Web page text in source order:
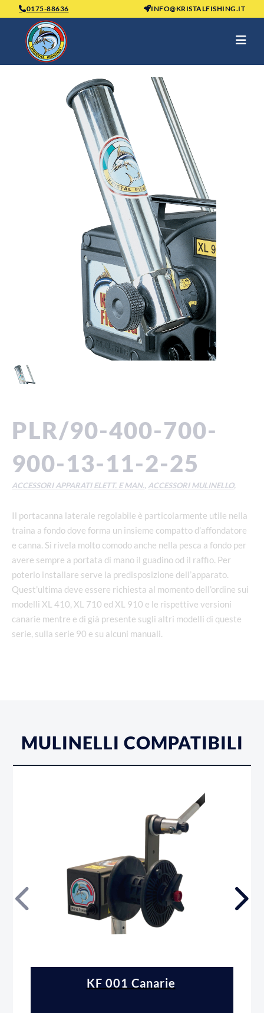
0175-88636 INFO@KRISTALFISHING.IT
PLR/90-400-700-
900-13-11-2-25
ACCESSORI APPARATI ELETT. E MAN., ACCESSORI MULINELLO,
Il portacanna laterale regolabile è particolarmente utile nella
traina a fondo dove forma un insieme compatto d’affondatore
e canna. Si rivela molto comodo anche nella pesca a fondo per
avere sempre a portata di mano il guadino od il raffio. Per
poterlo installare serve la predisposizione dell’apparato.
Quest’ultima deve essere richiesta al momento dell’ordine sui
modelli XL 410, XL 710 ed XL 910 e le rispettive versioni
canarie mentre e di già presente sugli altri modelli di queste
serie, sulla serie 90 e su alcuni manuali.
MULINELLI COMPATIBILI
KF 001 Canarie